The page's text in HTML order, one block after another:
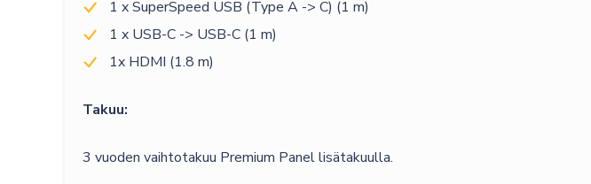
1 x SuperSpeed USB (Type A -> C) (1 m)
1 x USB-C -> USB-C (1 m)
1x HDMI (1.8 m)
Takuu:
3 vuoden vaihtotakuu Premium Panel lisätakuulla.